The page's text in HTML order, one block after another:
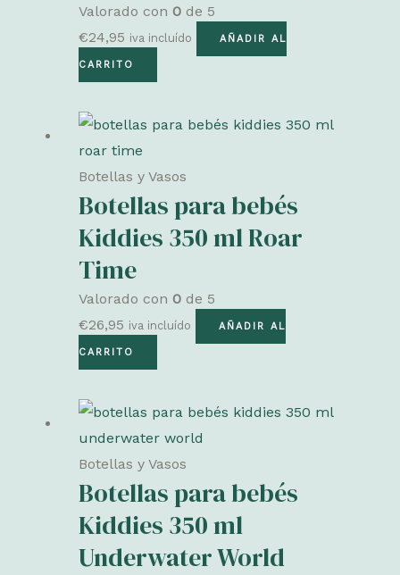
Valorado con 0 de 5
€24,95 iva incluído AÑADIR AL
CARRITO
Botellas y Vasos
Botellas para bebés
Kiddies 350 ml Roar
Time
Valorado con 0 de 5
€26,95 iva incluído AÑADIR AL
CARRITO
Botellas y Vasos
Botellas para bebés
Kiddies 350 ml
Underwater World